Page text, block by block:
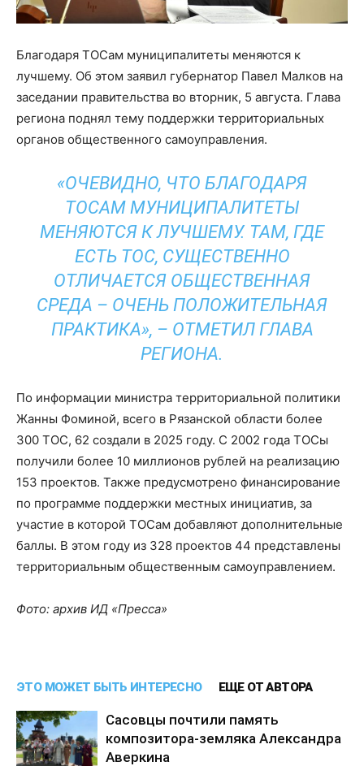
Благодаря ТОСам муниципалитеты меняются к
лучшему. Об этом заявил губернатор Павел Малков на
заседании правительства во вторник, 5 августа. Глава
региона поднял тему поддержки территориальных
органов общественного самоуправления.
«ОЧЕВИДНО, ЧТО БЛАГОДАРЯ
ТОСАМ МУНИЦИПАЛИТЕТЫ
МЕНЯЮТСЯ К ЛУЧШЕМУ. ТАМ, ГДЕ
ЕСТЬ ТОС, СУЩЕСТВЕННО
ОТЛИЧАЕТСЯ ОБЩЕСТВЕННАЯ
СРЕДА – ОЧЕНЬ ПОЛОЖИТЕЛЬНАЯ
ПРАКТИКА», – ОТМЕТИЛ ГЛАВА
РЕГИОНА.
По информации министра территориальной политики
Жанны Фоминой, всего в Рязанской области более
300 ТОС, 62 создали в 2025 году. С 2002 года ТОСы
получили более 10 миллионов рублей на реализацию
153 проектов. Также предусмотрено финансирование
по программе поддержки местных инициатив, за
участие в которой ТОСам добавляют дополнительные
баллы. В этом году из 328 проектов 44 представлены
территориальным общественным самоуправлением.
Фото: архив ИД «Пресса»
ЭТО МОЖЕТ БЫТЬ ИНТЕРЕСНО ЕЩЕ ОТ АВТОРА
Сасовцы почтили память
композитора-земляка Александра
Аверкина